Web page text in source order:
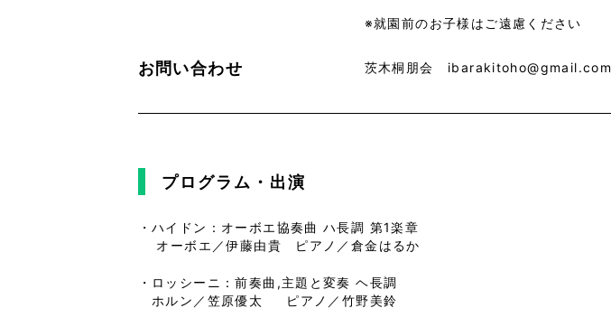
※就園前のお子様はご遠慮ください
お問い合わせ 茨木桐朋会 ibarakitoho@gmail.com
プログラム・出演
・ハイドン：オーボエ協奏曲 ハ長調 第1楽章
オーボエ／伊藤由貴 ピアノ／倉金はるか
・ロッシーニ：前奏曲,主題と変奏 ヘ長調
ホルン／笠原優太 ピアノ／竹野美鈴